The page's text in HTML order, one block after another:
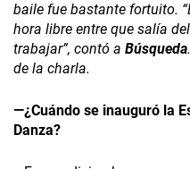
baile fue bastante fortuito.
hora libre entre que salía
trabajar”, contó a Búsqueda
de la charla.
—¿Cuándo se inauguró la
Danza?